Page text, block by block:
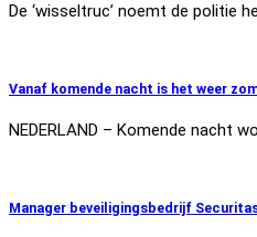
De ‘wisseltruc’ noemt de politie
Vanaf komende nacht is het weer
NEDERLAND – Komende nacht
Manager beveiligingsbedrijf